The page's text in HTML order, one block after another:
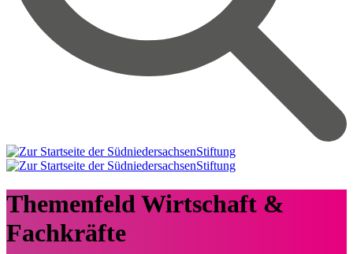
ThemenfeldWirtschaft &
Fachkräfte